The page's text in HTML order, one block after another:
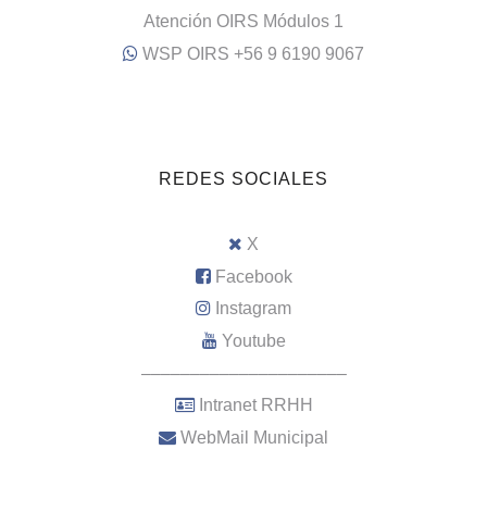
Atención OIRS Módulos 1
WSP OIRS +56 9 6190 9067
REDES SOCIALES
X
Facebook
Instagram
Youtube
–––––––––––––––––––––
Intranet RRHH
WebMail Municipal